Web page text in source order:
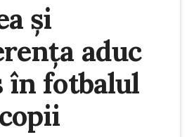
și
aduc
în fotbalul